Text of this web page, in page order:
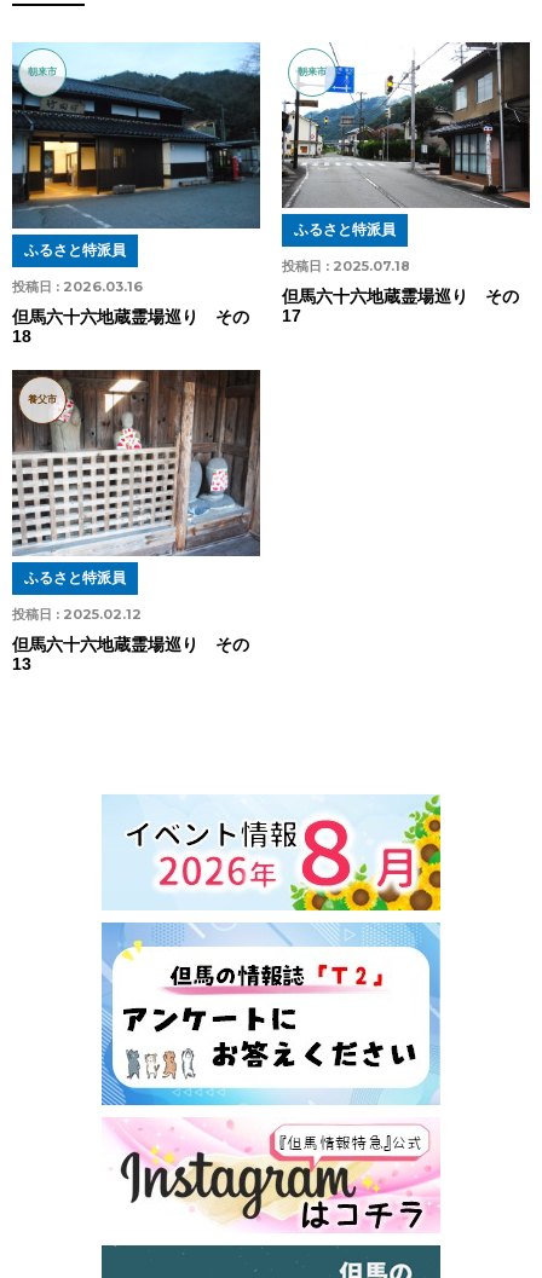
朝来市
投稿日 : 2026.03.16
ふるさと特派員
但馬六十六地蔵霊場巡り その
18
朝来市
投稿日 : 2025.07.18
ふるさと特派員
但馬六十六地蔵霊場巡り その
17
養父市
投稿日 : 2025.02.12
ふるさと特派員
但馬六十六地蔵霊場巡り その
13